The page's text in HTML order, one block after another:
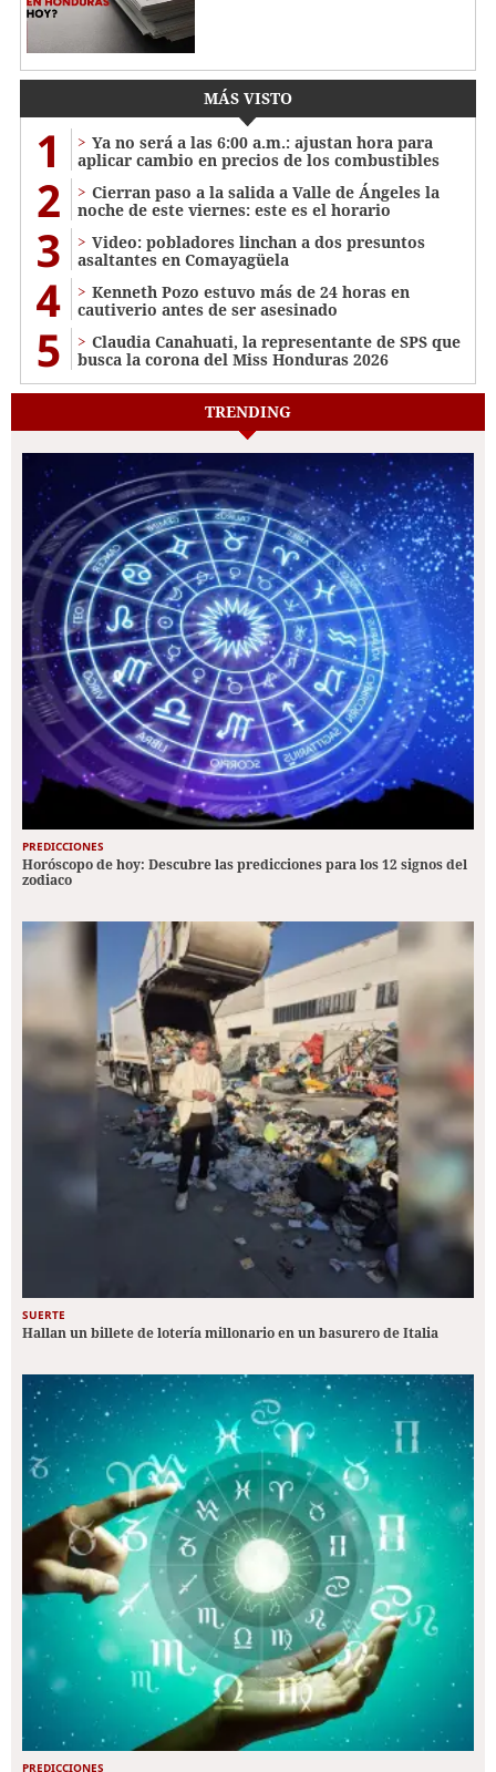
MÁS VISTO
1
Ya no será a las 6:00 a.m.: ajustan hora para
aplicar cambio en precios de los combustibles
2
Cierran paso a la salida a Valle de Ángeles la
noche de este viernes: este es el horario
3
Video: pobladores linchan a dos presuntos
asaltantes en Comayagüela
4
Kenneth Pozo estuvo más de 24 horas en
cautiverio antes de ser asesinado
5
Claudia Canahuati, la representante de SPS que
busca la corona del Miss Honduras 2026
TRENDING
PREDICCIONES
Horóscopo de hoy: Descubre las predicciones para los 12 signos del
zodiaco
SUERTE
Hallan un billete de lotería millonario en un basurero de Italia
PREDICCIONES